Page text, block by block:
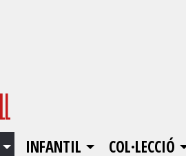
INFANTIL COL·LECCIÓ